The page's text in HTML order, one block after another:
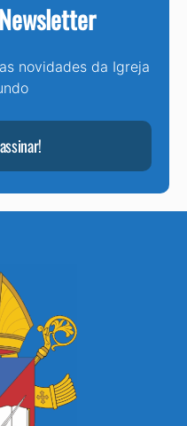
novidades da Igreja